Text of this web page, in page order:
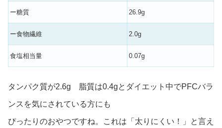
ー糖質 26.9g
ー食物繊維 2.0g
食塩相当量 0.07g
タンパク質が2.6g 脂質は0.4gとダイエット中でPFCバラ
ンスを気にされている方にも
ぴったりのおやつですね。これは「太りにくい！」と言え